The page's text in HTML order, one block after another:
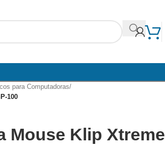
para Computadoras/
100
Mouse Klip Xtreme